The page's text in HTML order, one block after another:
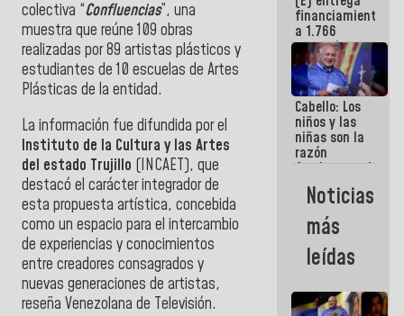
colectiva “Confluencias”, una
muestra que reúne 109 obras
realizadas por 89 artistas plásticos y
estudiantes de 10 escuelas de Artes
Plásticas de la entidad.
La información fue difundida por el
Instituto de la Cultura y las Artes
del estado Trujillo (INCAET), que
destacó el carácter integrador de
esta propuesta artística, concebida
como un espacio para el intercambio
de experiencias y conocimientos
entre creadores consagrados y
nuevas generaciones de artistas,
reseña Venezolana de Televisión.
Nacional
financiamientos
a 1.766
comerciantes
y
emprendedores
afectados
por
terremotos
Cabello: Los
niños y las
niñas son la
razón
fundamental
de todo lo
que
estamos
haciendo
Noticias
más
leídas